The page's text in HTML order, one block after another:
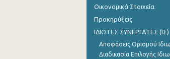
Αυγούστου 2023
Ιουλίου 2023
Ιουνίου 2023
Οικονομικά Στοιχεία
Προκηρύξεις
ΙΔΙΩΤΕΣ ΣΥΝΕΡΓΑΤΕΣ (ΙΣ)
Αποφάσεις Ορισμού
Διαδικασία Επιλογής